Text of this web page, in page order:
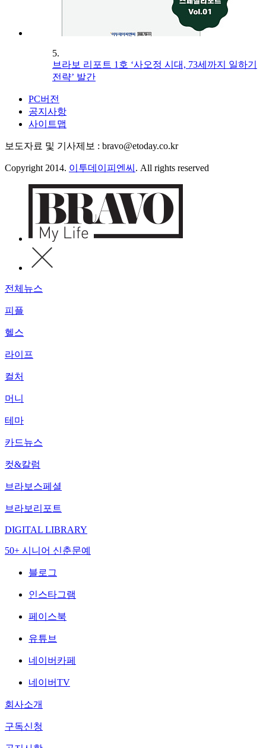
5.
브라보 리포트 1호 ‘사오정 시대, 73세까지 일하기
전략’ 발간
PC버전
공지사항
사이트맵
보도자료 및 기사제보 : bravo@etoday.co.kr
Copyright 2014. 이투데이피엔씨 . All rights reserved
전체뉴스
피플
헬스
라이프
컬처
머니
테마
카드뉴스
컷&칼럼
브라보스페셜
브라보리포트
DIGITAL LIBRARY
50+ 시니어 신춘문예
블로그
인스타그램
페이스북
유튜브
네이버카페
네이버TV
회사소개
구독신청